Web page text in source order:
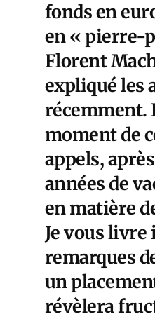
fonds en
en « pierre-
Florent
expliqué les
récemment.
moment de
appels,
années de
en matière
Je vous livre
remarques
un
révèlera